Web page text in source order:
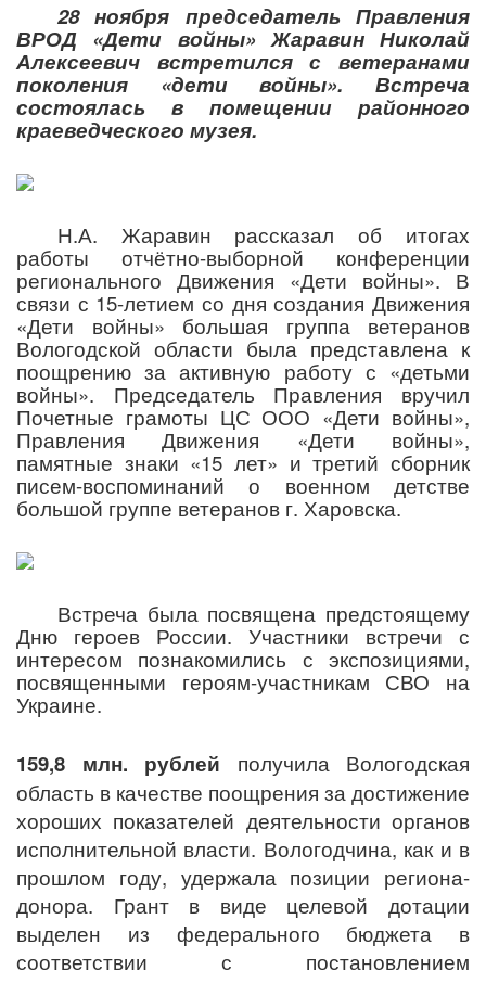
28 ноября председатель Правления
ВРОД «Дети войны» Жаравин Николай
Алексеевич встретился с ветеранами
поколения «дети войны». Встреча
состоялась в помещении районного
краеведческого музея.
Н.А. Жаравин рассказал об итогах
работы отчётно-выборной конференции
регионального Движения «Дети войны». В
связи с 15-летием со дня создания Движения
«Дети войны» большая группа ветеранов
Вологодской области была представлена к
поощрению за активную работу с «детьми
войны». Председатель Правления вручил
Почетные грамоты ЦС ООО «Дети войны»,
Правления Движения «Дети войны»,
памятные знаки «15 лет» и третий сборник
писем-воспоминаний о военном детстве
большой группе ветеранов г. Харовска.
Встреча была посвящена предстоящему
Дню героев России. Участники встречи с
интересом познакомились с экспозициями,
посвященными героям-участникам СВО на
Украине.
159,8 млн. рублей получила Вологодская
область в качестве поощрения за достижение
хороших показателей деятельности органов
исполнительной власти. Вологодчина, как и в
прошлом году, удержала позиции региона-
донора. Грант в виде целевой дотации
выделен из федерального бюджета в
соответствии с постановлением